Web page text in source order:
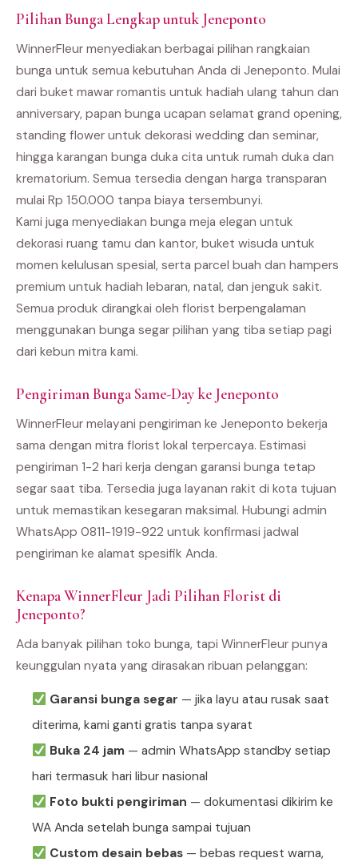
Pilihan Bunga Lengkap untuk Jeneponto
WinnerFleur menyediakan berbagai pilihan rangkaian
bunga untuk semua kebutuhan Anda di Jeneponto. Mulai
dari buket mawar romantis untuk hadiah ulang tahun dan
anniversary, papan bunga ucapan selamat grand opening,
standing flower untuk dekorasi wedding dan seminar,
hingga karangan bunga duka cita untuk rumah duka dan
krematorium. Semua tersedia dengan harga transparan
mulai Rp 150.000 tanpa biaya tersembunyi.
Kami juga menyediakan bunga meja elegan untuk
dekorasi ruang tamu dan kantor, buket wisuda untuk
momen kelulusan spesial, serta parcel buah dan hampers
premium untuk hadiah lebaran, natal, dan jenguk sakit.
Semua produk dirangkai oleh florist berpengalaman
menggunakan bunga segar pilihan yang tiba setiap pagi
dari kebun mitra kami.
Pengiriman Bunga Same-Day ke Jeneponto
WinnerFleur melayani pengiriman ke Jeneponto bekerja
sama dengan mitra florist lokal terpercaya. Estimasi
pengiriman 1-2 hari kerja dengan garansi bunga tetap
segar saat tiba. Tersedia juga layanan rakit di kota tujuan
untuk memastikan kesegaran maksimal. Hubungi admin
WhatsApp 0811-1919-922 untuk konfirmasi jadwal
pengiriman ke alamat spesifik Anda.
Kenapa WinnerFleur Jadi Pilihan Florist di
Jeneponto?
Ada banyak pilihan toko bunga, tapi WinnerFleur punya
keunggulan nyata yang dirasakan ribuan pelanggan:
Garansi bunga segar — jika layu atau rusak saat
diterima, kami ganti gratis tanpa syarat
Buka 24 jam— admin WhatsApp standby setiap
hari termasuk hari libur nasional
Foto bukti pengiriman — dokumentasi dikirim ke
WA Anda setelah bunga sampai tujuan
Custom desain bebas— bebas request warna,